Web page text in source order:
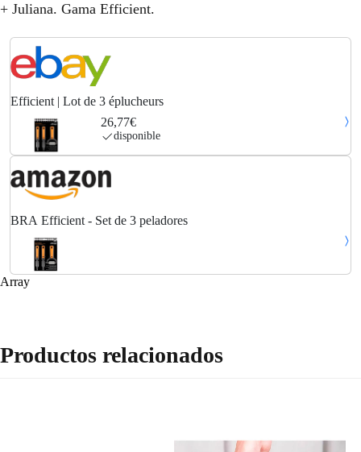
+ Juliana. Gama Efficient.
Efficient | Lot de 3 éplucheurs
26,77€
disponible
BRA Efficient - Set de 3 peladores
Array
Productos relacionados